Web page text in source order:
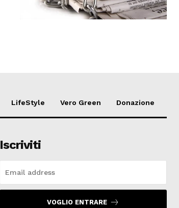
LifeStyle Vero Green Donazione
Iscriviti
VOGLIO ENTRARE